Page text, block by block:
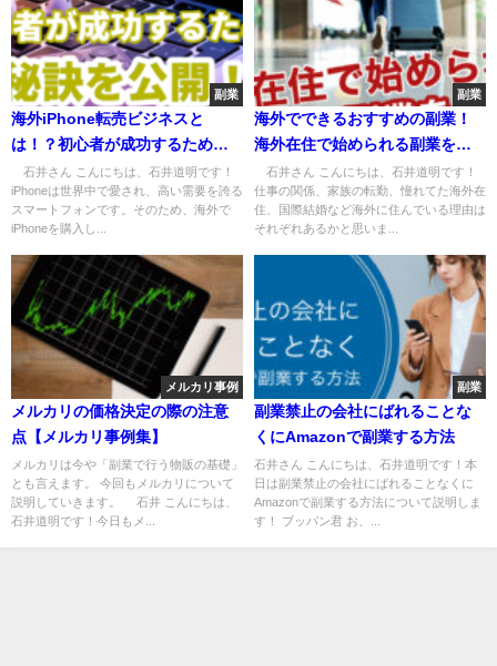
副業
海外iPhone転売ビジネスと
は！？初心者が成功するための
秘訣を公開！
石井さん こんにちは、石井道明です！
iPhoneは世界中で愛され、高い需要を誇る
スマートフォンです。そのため、海外で
iPhoneを購入し...
副業
海外でできるおすすめの副業！
海外在住で始められる副業をご
紹介
石井さん こんにちは、石井道明です！
仕事の関係、家族の転勤、憧れてた海外在
住、国際結婚など海外に住んでいる理由は
それぞれあるかと思いま...
メルカリ事例
メルカリの価格決定の際の注意
点【メルカリ事例集】
メルカリは今や「副業で行う物販の基礎」
とも言えます。 今回もメルカリについて
説明していきます。 石井 こんにちは、
石井道明です！今日もメ...
副業
副業禁止の会社にばれることな
くにAmazonで副業する方法
石井さん こんにちは、石井道明です！本
日は副業禁止の会社にばれることなくに
Amazonで副業する方法について説明しま
す！ ブッパン君 お、...